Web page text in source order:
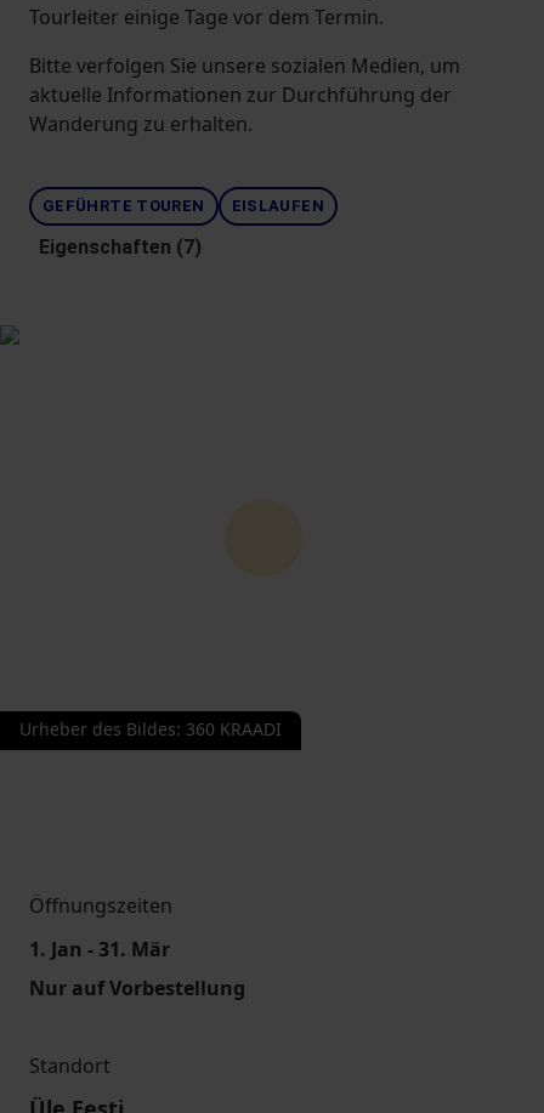
Tourleiter einige Tage vor dem Termin.
Bitte verfolgen Sie unsere sozialen Medien, um
aktuelle Informationen zur Durchführung der
Wanderung zu erhalten.
GEFÜHRTE TOUREN EISLAUFEN
Eigenschaften (7)
Urheber des Bildes: 360 KRAADI
Öffnungszeiten
1. Jan - 31. Mär
Nur auf Vorbestellung
Standort